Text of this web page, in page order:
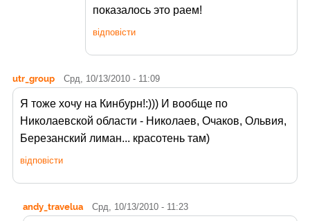
показалось это раем!
відповісти
utr_group Срд, 10/13/2010 - 11:09
Я тоже хочу на Кинбурн!:))) И вообще по
Николаевской области - Николаев, Очаков, Ольвия,
Березанский лиман... красотень там)
відповісти
andy_travelua Срд, 10/13/2010 - 11:23